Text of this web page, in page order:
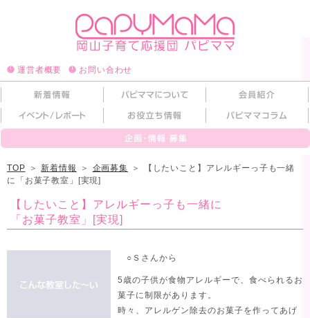
運営者概要 お問い合わせ
TOP ＞ 新着情報 ＞ 企画募集 ＞
【したいこと】アレルギーっ子も一緒
に「お菓子教室」[実現]
【したいこと】アレルギーっ子も一緒に
「お菓子教室」[実現]
○Ｓさんから
5歳の子供が食物アレルギーで、食べられるお
菓子に制限があります。
時々、アレルゲン除去のお菓子を作ってあげ